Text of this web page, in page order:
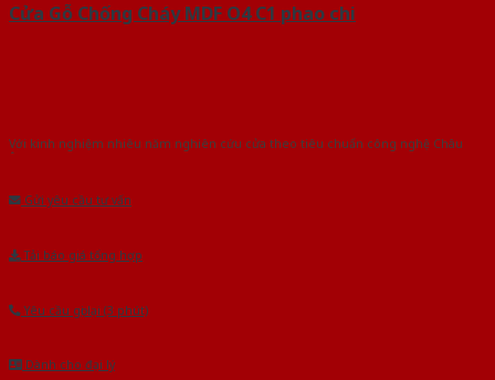
Cửa Gỗ Chống Cháy MDF O4 C1 phao chi
Với kinh nghiệm nhiêu năm nghiên cứu cửa theo tiêu chuẩn công nghệ Châu
Gửi yêu cầu tư vấn
Tải báo giá tổng hợp
Yêu cầu gọi lại (3 phút)
Dành cho đại lý